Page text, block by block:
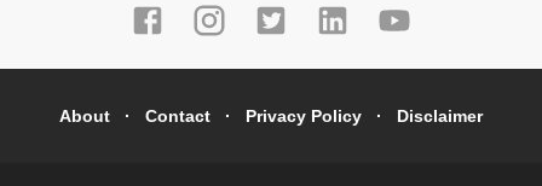
About Contact Privacy Policy Disclaimer